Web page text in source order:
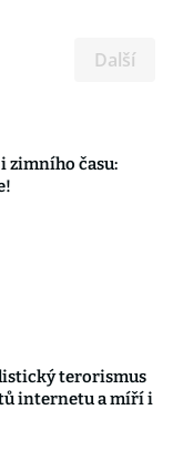
Další
zimního času:
terorismus
internetu a míří i